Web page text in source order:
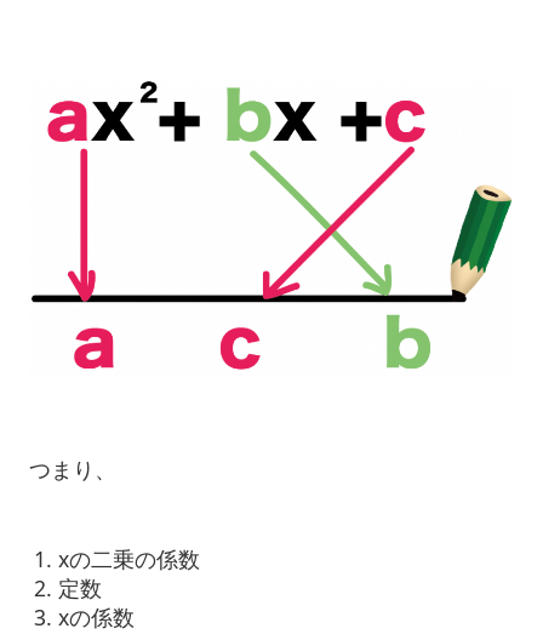
つまり、
xの二乗の係数
定数
xの係数